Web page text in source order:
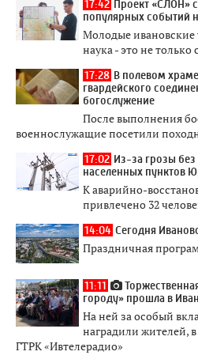
17:42 Проект «СЛОН»
популярных событий
Молодые ивановские
наука - это не
17:28 В полевом
гвардейского
богослужение
После выполнения
военнослужащие посетили
17:02 Из-за грозы без
населенных пунктов
К аварийно-
привлечено 32
14:04 Сегодня
Праздничная
11:11
городу» прошла в
На ней за особый
наградили жителей,
ГТРК «Ивтелерадио»